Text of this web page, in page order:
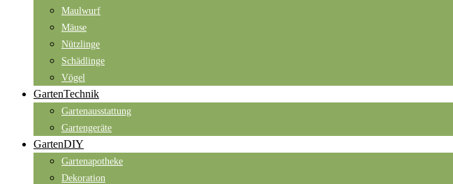
Maulwurf
Mäuse
Nützlinge
Schädlinge
Vögel
GartenTechnik
Gartenausstattung
Gartengeräte
GartenDIY
Gartenapotheke
Dekoration